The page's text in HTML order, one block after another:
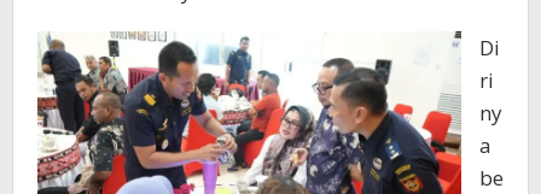
Di
ri
ny
a
be